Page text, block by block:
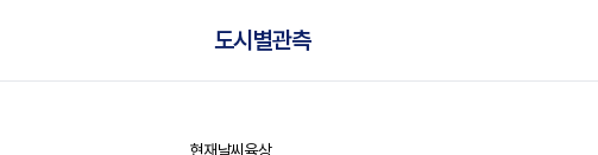
도시별관측
현재날씨 육상